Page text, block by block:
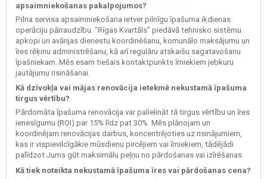
apsaimniekošanas pakalpojumos?
Pilna servisa apsaimniekošana ietver pilnīgu īpašuma ikdienas
operāciju pārraudzību. "Rīgas Kvartāls" piedāvā tehnisko sistēmu
apkopi un avārijas dienestu koordinēšanu, komunālo maksājumu un
īres rēķinu administrēšanu, kā arī regulāru atskaišu sagatavošanu
īpašniekam. Mēs esam tiešais kontaktpunkts īrniekiem jebkuru
jautājumu risināšanai.
Kā dzīvokļa vai mājas renovācija ietekmē nekustamā īpašuma
tirgus vērtību?
Pārdomāta īpašuma renovācija var palielināt tā tirgus vērtību un īres
ienesīgumu (ROI) par 15% līdz pat 30%. Mēs plānojam un
koordinējam renovācijas darbus, koncentrējoties uz risinājumiem,
kas ir vispievilcīgākie mūsdienu pircējiem vai īrniekiem, tādējādi
palīdzot Jums gūt maksimālu peļņu no pārdošanas vai izīrēšanas.
Kā tiek noteikta nekustamā īpašuma īres vai pārdošanas cena?